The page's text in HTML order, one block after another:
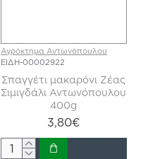
Αγρόκτημα Αντωνόπουλου
ΕΙΔΗ-00002922
Σπαγγέτι μακαρόνι Ζέας
Σιμιγδάλι Αντωνόπουλου
400g
3,80€